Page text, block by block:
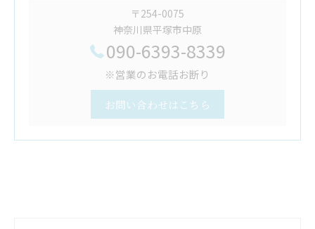
〒254-0075
神奈川県平塚市中原
090-6393-8339
※営業のお電話お断り
お問い合わせはこちら